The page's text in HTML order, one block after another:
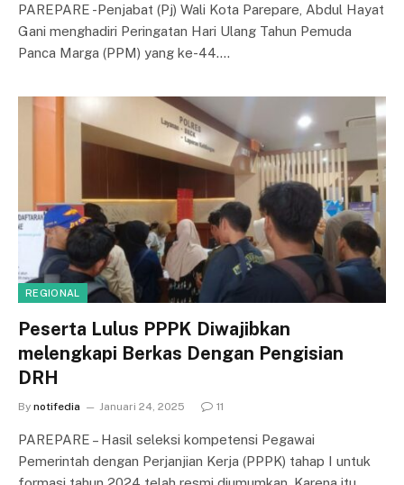
PAREPARE -Penjabat (Pj) Wali Kota Parepare, Abdul Hayat
Gani menghadiri Peringatan Hari Ulang Tahun Pemuda
Panca Marga (PPM) yang ke-44.…
REGIONAL
Peserta Lulus PPPK Diwajibkan
melengkapi Berkas Dengan Pengisian
DRH
By notifedia Januari 24, 2025 11
PAREPARE – Hasil seleksi kompetensi Pegawai
Pemerintah dengan Perjanjian Kerja (PPPK) tahap I untuk